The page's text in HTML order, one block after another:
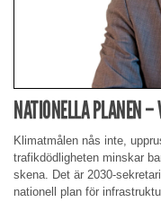
NATIONELLA PLANEN
Klimatmålen nås inte,
trafikdödligheten minskar
skena. Det är 2030-
nationell plan för